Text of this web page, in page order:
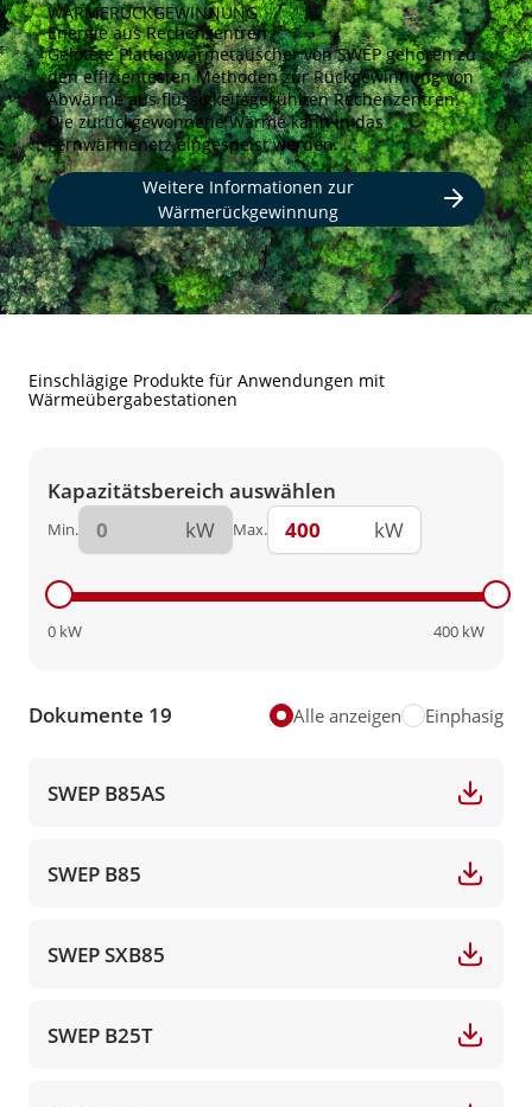
WÄRMERÜCKGEWINNUNG
Energie aus Rechenzentren
Gelötete Plattenwärmetauscher von SWEP gehören zu
den effizientesten Methoden zur Rückgewinnung von
Abwärme aus flüssigkeitsgekühlten Rechenzentren.
Die zurückgewonnene Wärme kann in das
Fernwärmenetz eingespeist werden.
Weitere Informationen zur
Wärmerückgewinnung
Einschlägige Produkte für Anwendungen mit
Wärmeübergabestationen
Kapazitätsbereich auswählen
Min. kW Max. kW
0 kW 400 kW
Dokumente 19 Alle anzeigen Einphasig
SWEP B85AS
SWEP B85
SWEP SXB85
SWEP B25T